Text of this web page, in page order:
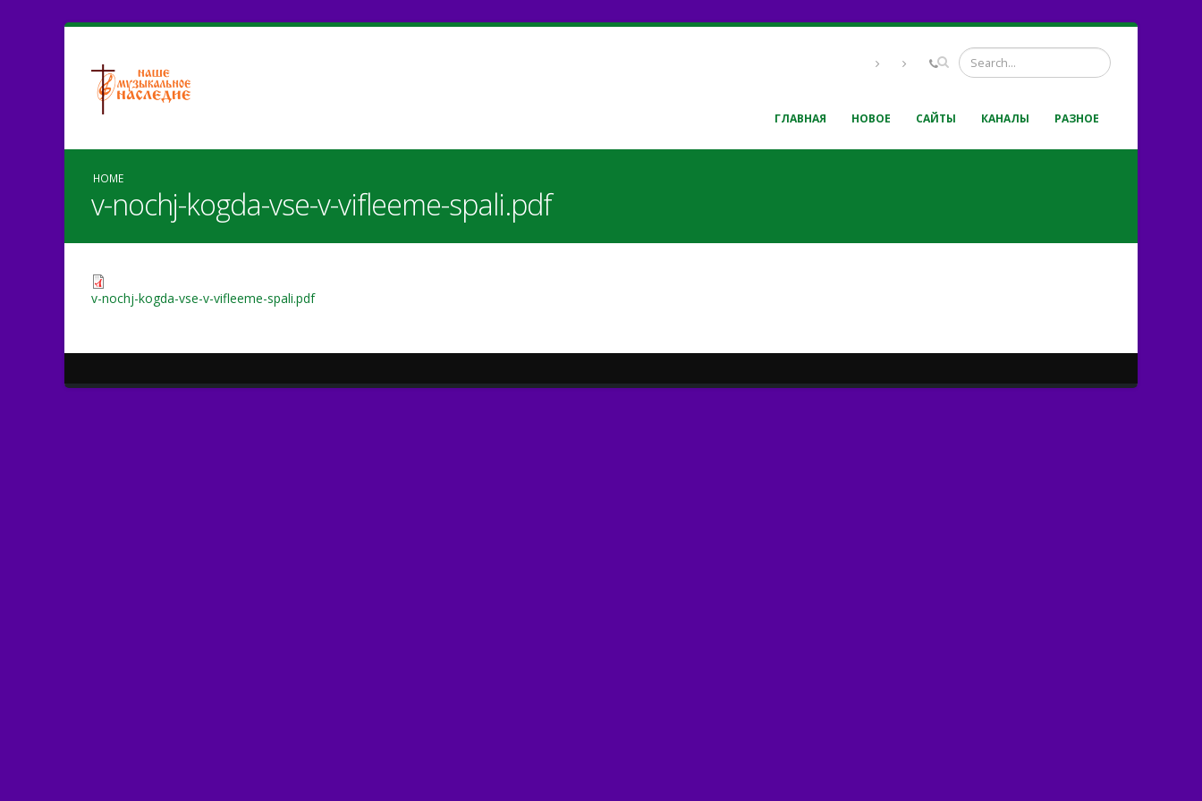
ГЛАВНАЯ НОВОЕ САЙТЫ КАНАЛЫ РАЗНОЕ
HOME
v-nochj-kogda-vse-v-vifleeme-spali.pdf
v-nochj-kogda-vse-v-vifleeme-spali.pdf